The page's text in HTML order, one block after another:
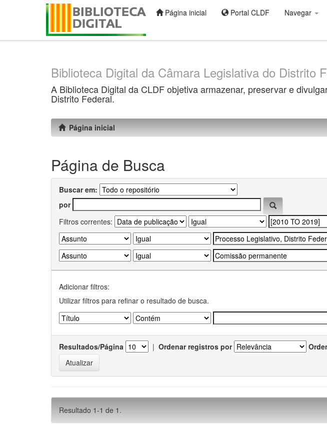
Página inicial Portal CLDF Navegar
Biblioteca Digital da Câmara Legislativa do Distrito
A Biblioteca Digital da CLDF objetiva armazenar, preservar e
Distrito Federal.
Página inicial
Página de Busca
Buscar em:
por
Filtros correntes:
Adicionar filtros:
Utilizar filtros para refinar o resultado de busca.
Resultados/Página | Ordenar registros por
Resultado 1-1 de 1.